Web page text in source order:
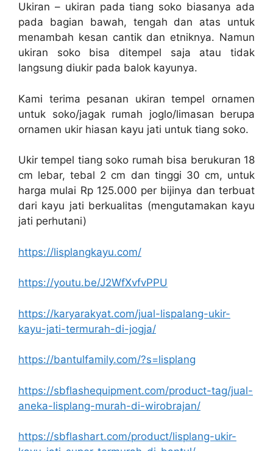
Ukiran – ukiran pada tiang soko biasanya ada
pada bagian bawah, tengah dan atas untuk
menambah kesan cantik dan etniknya. Namun
ukiran soko bisa ditempel saja atau tidak
langsung diukir pada balok kayunya.
Kami terima pesanan ukiran tempel ornamen
untuk soko/jagak rumah joglo/limasan berupa
ornamen ukir hiasan kayu jati untuk tiang soko.
Ukir tempel tiang soko rumah bisa berukuran 18
cm lebar, tebal 2 cm dan tinggi 30 cm, untuk
harga mulai Rp 125.000 per bijinya dan terbuat
dari kayu jati berkualitas (mengutamakan kayu
jati perhutani)
https://lisplangkayu.com/
https://youtu.be/J2WfXvfvPPU
https://karyarakyat.com/jual-lispalang-ukir-
kayu-jati-termurah-di-jogja/
https://bantulfamily.com/?s=lisplang
https://sbflashequipment.com/product-tag/jual-
aneka-lisplang-murah-di-wirobrajan/
https://sbflashart.com/product/lisplang-ukir-